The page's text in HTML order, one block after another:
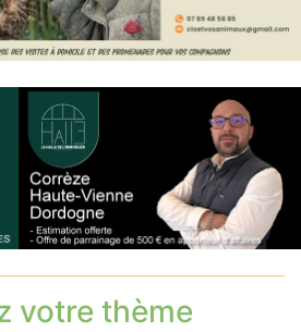
votre thème